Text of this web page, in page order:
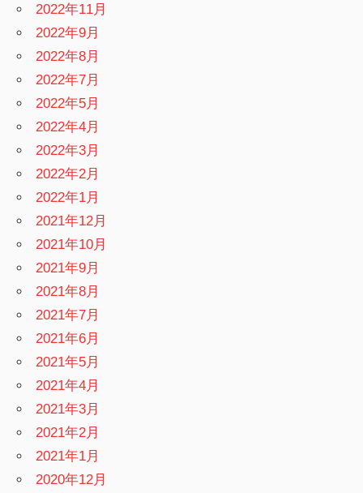
2022年11月
2022年9月
2022年8月
2022年7月
2022年5月
2022年4月
2022年3月
2022年2月
2022年1月
2021年12月
2021年10月
2021年9月
2021年8月
2021年7月
2021年6月
2021年5月
2021年4月
2021年3月
2021年2月
2021年1月
2020年12月